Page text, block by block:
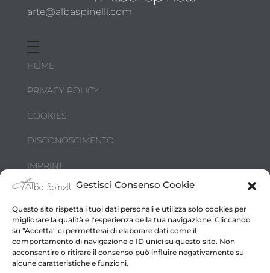
Gestisci Consenso Cookie
Questo sito rispetta i tuoi dati personali e utilizza solo cookies per
migliorare la qualità e l'esperienza della tua navigazione. Cliccando
su "Accetta" ci permetterai di elaborare dati come il
comportamento di navigazione o ID unici su questo sito. Non
acconsentire o ritirare il consenso può influire negativamente su
alcune caratteristiche e funzioni.
arte@albaspinelli.com
HOME
PRIVACY POLICY
COOKIES
DISCONOSCIMENTO
IMPRINT
DIRITTI D’AUTORE